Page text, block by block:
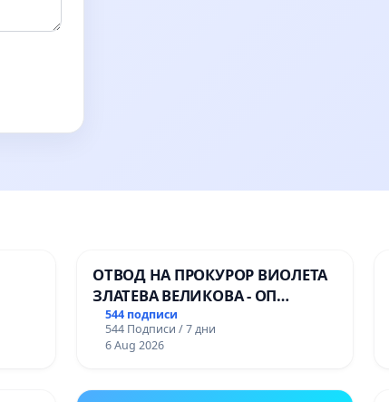
ОТВОД НА ПРОКУРОР ВИОЛЕТА
ЗЛАТЕВА ВЕЛИКОВА - ОП
ДОБРИЧ
544 подписи
544 Подписи / 7 дни
6 Aug 2026